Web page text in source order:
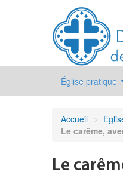
Église pratique
Accueil >
Le carême,
Le